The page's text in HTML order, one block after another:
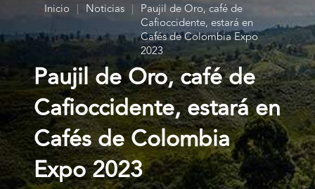
Inicio | Noticias | Paujil de Oro, café de
Cafioccidente, estará en
Cafés de Colombia Expo
2023
Paujil de Oro, café de
Cafioccidente, estará en
Cafés de Colombia
Expo 2023